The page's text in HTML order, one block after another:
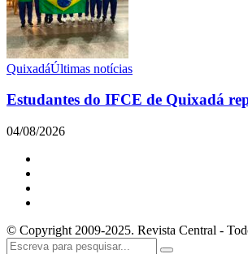
QuixadáÚltimas notícias
Estudantes do IFCE de Quixadá
04/08/2026
© Copyright 2009-2025. Revista Central -